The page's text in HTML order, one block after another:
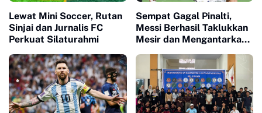
Lewat Mini Soccer, Rutan
Sinjai dan Jurnalis FC
Perkuat Silaturahmi
Sempat Gagal Pinalti,
Messi Berhasil Taklukkan
Mesir dan Mengantarkan
Piala Dunia 2026